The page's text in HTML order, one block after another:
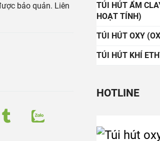
bảo quản. Liên
TÚI HÚT ẨM
HOẠT TÍNH)
TÚI HÚT OXY
TÚI HÚT KHÍ
HOTLINE